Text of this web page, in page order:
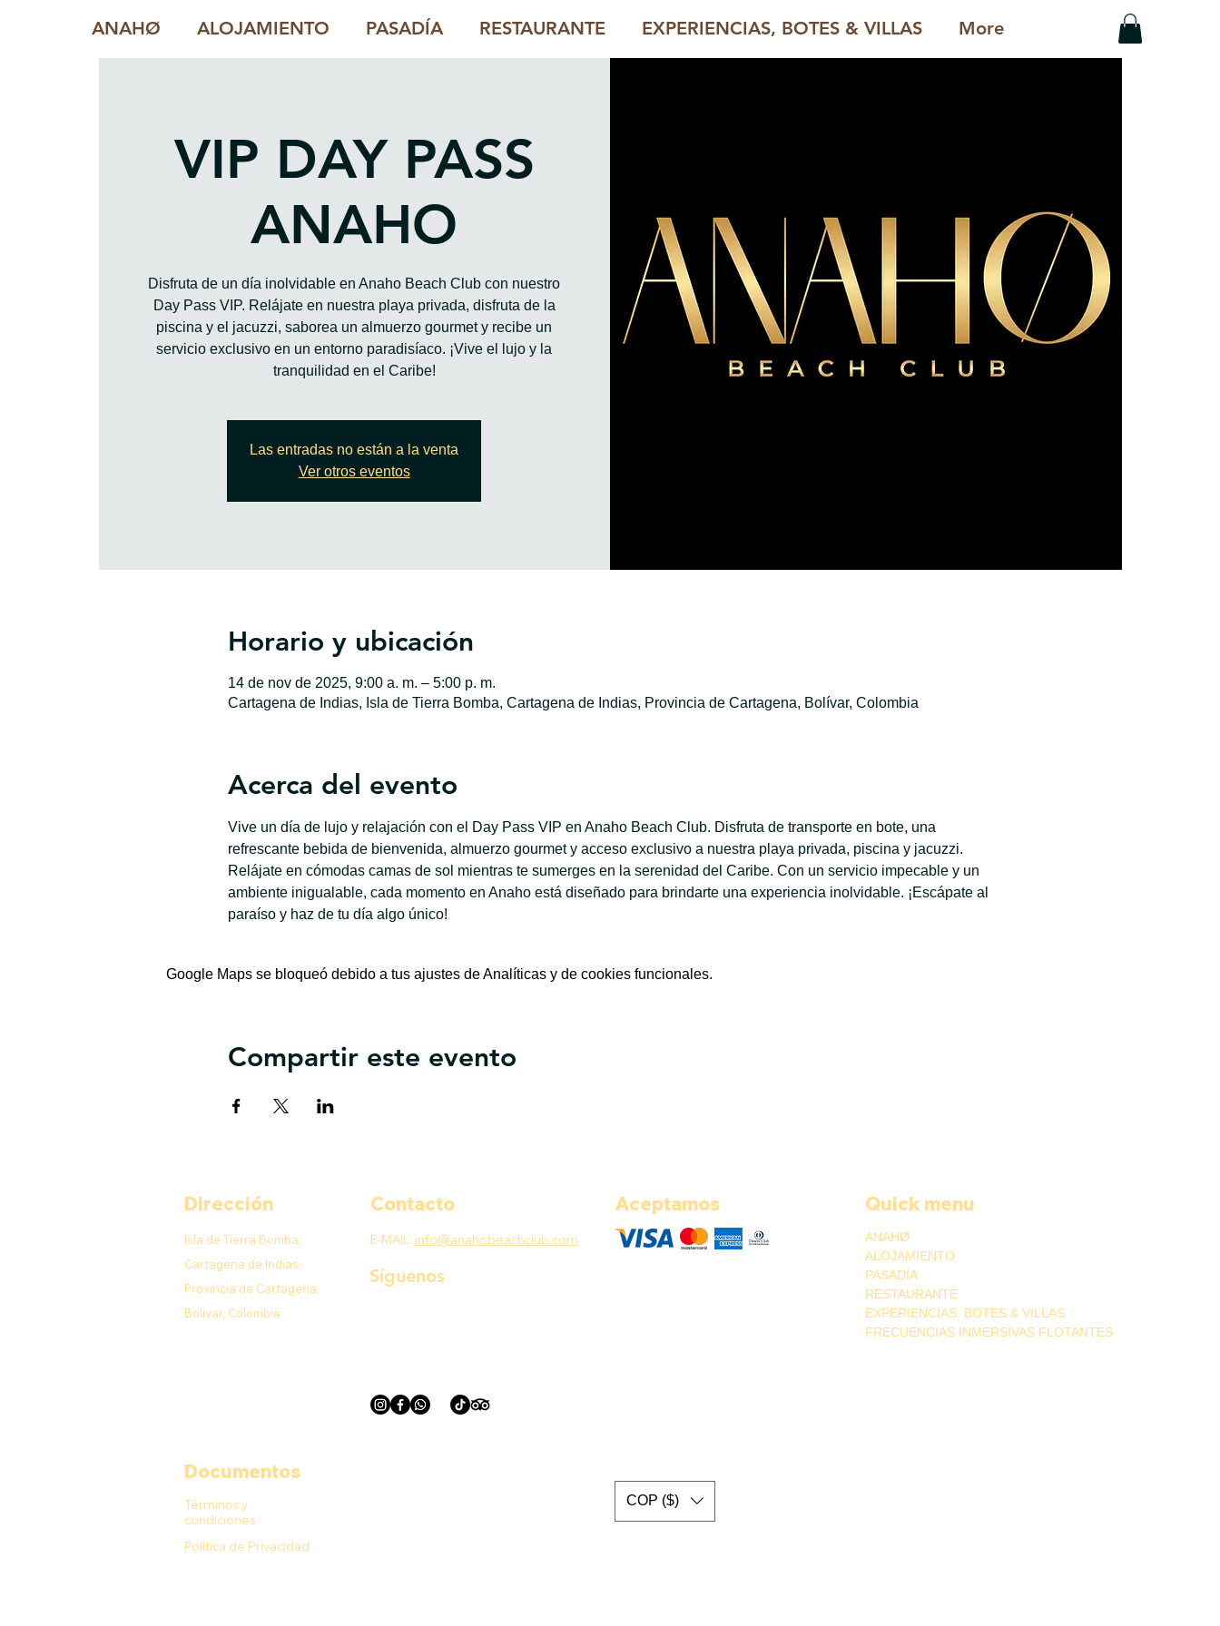
ANAHØ ALOJAMIENTO PASADÍA RESTAURANTE EXPERIENCIAS, BOTES & VILLAS More
VIP DAY PASS
ANAHO
Disfruta de un día inolvidable en Anaho Beach Club con nuestro
Day Pass VIP. Relájate en nuestra playa privada, disfruta de la
piscina y el jacuzzi, saborea un almuerzo gourmet y recibe un
servicio exclusivo en un entorno paradisíaco. ¡Vive el lujo y la
tranquilidad en el Caribe!
Las entradas no están a la venta
Ver otros eventos
Horario y ubicación
14 de nov de 2025, 9:00 a. m. – 5:00 p. m.
Cartagena de Indias, Isla de Tierra Bomba, Cartagena de Indias, Provincia de Cartagena, Bolívar, Colombia
Acerca del evento
Vive un día de lujo y relajación con el Day Pass VIP en Anaho Beach Club. Disfruta de transporte en bote, una
refrescante bebida de bienvenida, almuerzo gourmet y acceso exclusivo a nuestra playa privada, piscina y jacuzzi.
Relájate en cómodas camas de sol mientras te sumerges en la serenidad del Caribe. Con un servicio impecable y un
ambiente inigualable, cada momento en Anaho está diseñado para brindarte una experiencia inolvidable. ¡Escápate al
paraíso y haz de tu día algo único!
Google Maps se bloqueó debido a tus ajustes de Analíticas y de cookies funcionales.
Compartir este evento
Dirección
Isla de Tierra Bomba,
Cartagena de Indias,
Provincia de Cartagena,
Bolívar, Colombia
Contacto
E-MAIL: info@anahobeachclub.com
Síguenos
Aceptamos Quick menu
ANAHØ
ALOJAMIENTO
PASADÍA
RESTAURANTE
EXPERIENCIAS, BOTES & VILLAS
FRECUENCIAS INMERSIVAS FLOTANTES
Documentos
Términos y
condiciones
COP ($)
Política de Privacidad